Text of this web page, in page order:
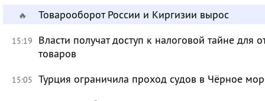
🔥 Товарооборот России и Киргизии вырос
15:19
Власти получат доступ к налоговой тайне для
товаров
15:05 Турция ограничила проход судов в Чёрное